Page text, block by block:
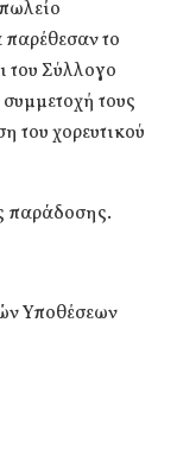
παρέθεσαν το
του Σύλλογο
τους
του χορευτικού
παράδοσης.
Υποθέσεων